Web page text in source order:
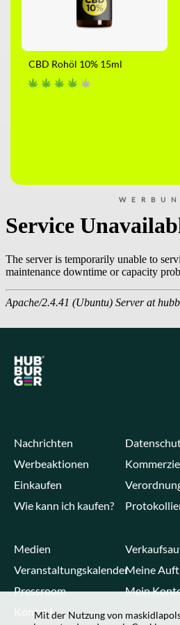
CBD Rohöl 10% 15ml
Nachrichten
Werbeaktionen
Einkaufen
Wie kann ich kaufen?
Medien
Veranstaltungskalender
Pressroom
Kontakt
Meine
Mein
Mit der Nutzung von